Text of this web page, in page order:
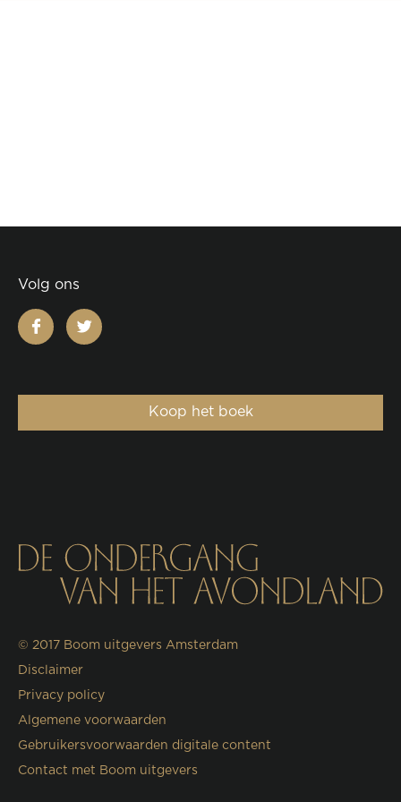
Volg ons
facebooktwitter
Koop het boek
© 2017 Boom uitgevers Amsterdam
Disclaimer
Privacy policy
Algemene voorwaarden
Gebruikersvoorwaarden digitale content
Contact met Boom uitgevers